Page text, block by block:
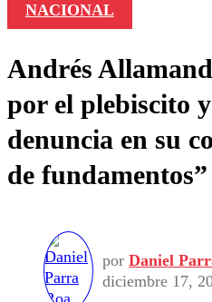
NACIONAL
Andrés
por el plebiscito
denuncia en su
de fundamentos”
por Daniel
diciembre 17,